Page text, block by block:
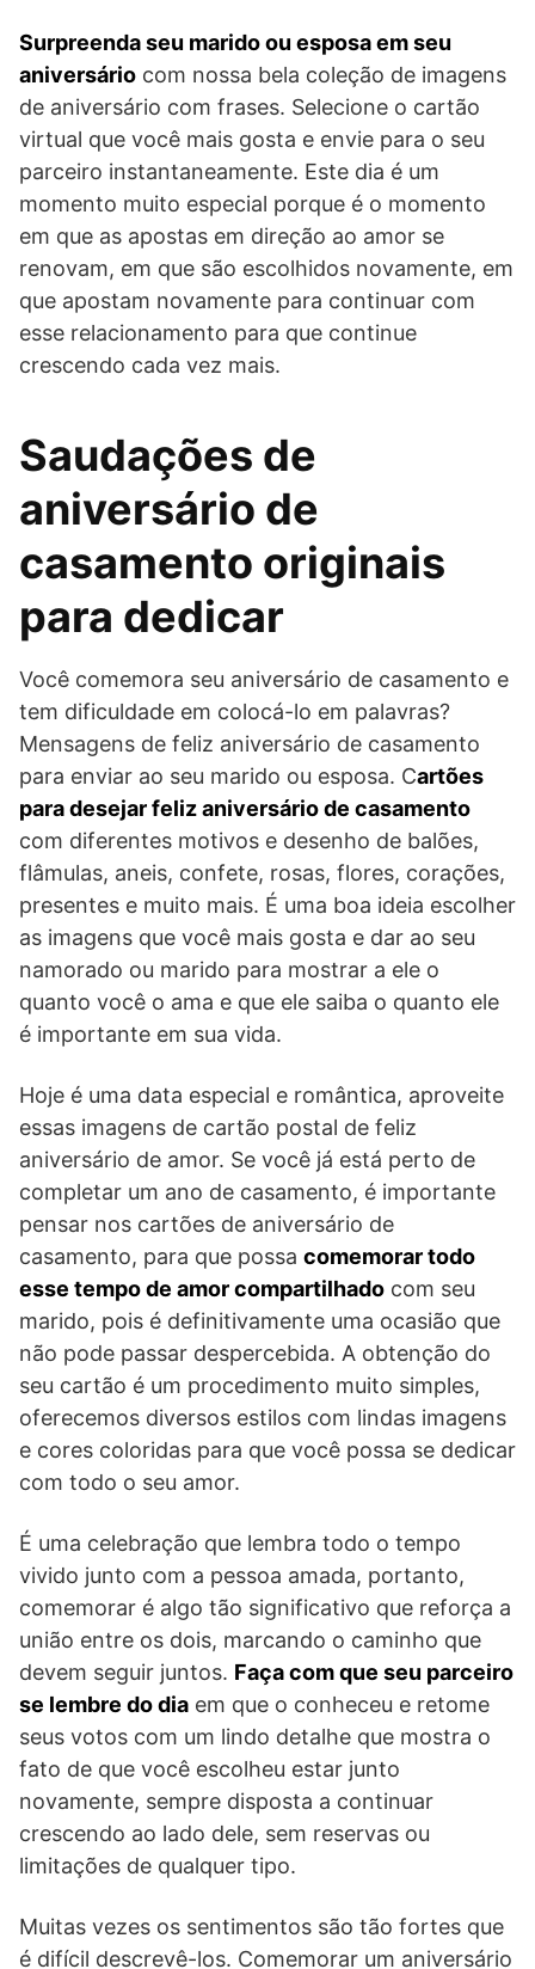
Surpreenda seu marido ou esposa em seu
aniversário com nossa bela coleção de imagens
de aniversário com frases. Selecione o cartão
virtual que você mais gosta e envie para o seu
parceiro instantaneamente. Este dia é um
momento muito especial porque é o momento
em que as apostas em direção ao amor se
renovam, em que são escolhidos novamente, em
que apostam novamente para continuar com
esse relacionamento para que continue
crescendo cada vez mais.
Saudações de
aniversário de
casamento originais
para dedicar
Você comemora seu aniversário de casamento e
tem dificuldade em colocá-lo em palavras?
Mensagens de feliz aniversário de casamento
para enviar ao seu marido ou esposa. Cartões
para desejar feliz aniversário de casamento
com diferentes motivos e desenho de balões,
flâmulas, aneis, confete, rosas, flores, corações,
presentes e muito mais. É uma boa ideia escolher
as imagens que você mais gosta e dar ao seu
namorado ou marido para mostrar a ele o
quanto você o ama e que ele saiba o quanto ele
é importante em sua vida.
Hoje é uma data especial e romântica, aproveite
essas imagens de cartão postal de feliz
aniversário de amor. Se você já está perto de
completar um ano de casamento, é importante
pensar nos cartões de aniversário de
casamento, para que possa comemorar todo
esse tempo de amor compartilhado com seu
marido, pois é definitivamente uma ocasião que
não pode passar despercebida. A obtenção do
seu cartão é um procedimento muito simples,
oferecemos diversos estilos com lindas imagens
e cores coloridas para que você possa se dedicar
com todo o seu amor.
É uma celebração que lembra todo o tempo
vivido junto com a pessoa amada, portanto,
comemorar é algo tão significativo que reforça a
união entre os dois, marcando o caminho que
devem seguir juntos. Faça com que seu parceiro
se lembre do dia em que o conheceu e retome
seus votos com um lindo detalhe que mostra o
fato de que você escolheu estar junto
novamente, sempre disposta a continuar
crescendo ao lado dele, sem reservas ou
limitações de qualquer tipo.
Muitas vezes os sentimentos são tão fortes que
é difícil descrevê-los. Comemorar um aniversário